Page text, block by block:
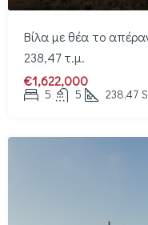
Βίλα με θέα το
238,47 τ.μ.
€1,622,000
5 5 238,47